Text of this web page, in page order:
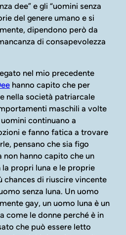
dee” e gli “uomini senza
del genere umano e si
dipendono però da
di consapevolezza
nel mio precedente
hanno capito che per
nella società patriarcale
maschili a volte
continuano a
e fanno fatica a trovare
pensano che sia figo
non hanno capito che un
propri luna e le proprie
chances di riuscire vincente
senza luna. Un uomo
gay, un uomo luna è un
come le donne perché è in
che può essere letto